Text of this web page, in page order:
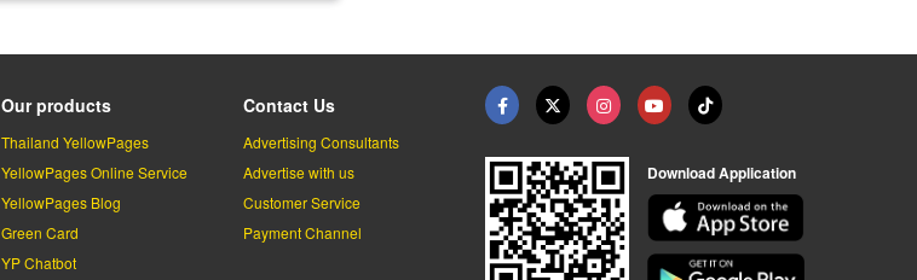
Our products
Thailand YellowPages
YellowPages Online Service
YellowPages Blog
Green Card
YP Chatbot
Contact Us
Advertising Consultants
Advertise with us
Customer Service
Payment Channel
Download Application